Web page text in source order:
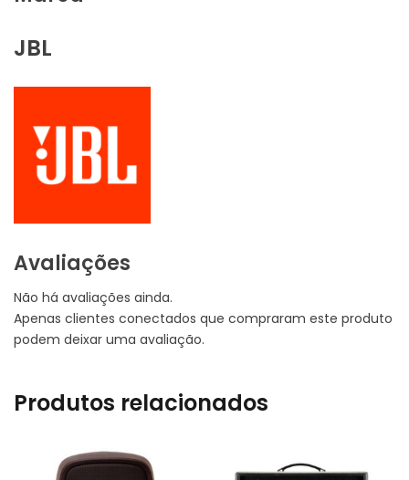
JBL
Avaliações
Não há avaliações ainda.
Apenas clientes conectados que compraram este produto
podem deixar uma avaliação.
Produtos relacionados